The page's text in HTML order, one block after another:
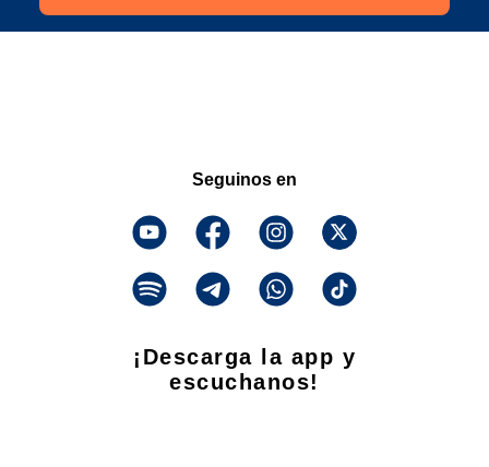
Seguinos en
¡Descarga la app y
escuchanos!